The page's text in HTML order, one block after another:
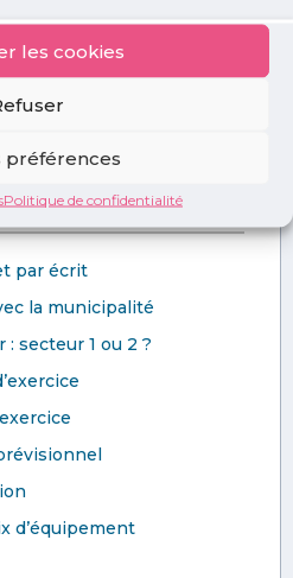
les cookies
préférences
Politique de confidentialité
2022]
RÉUSSIR
par écrit
la municipalité
secteur 1 ou 2 ?
d’équipement